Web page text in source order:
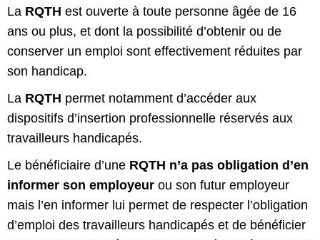
La RQTH est ouverte à toute personne âgée de 16
ans ou plus, et dont la possibilité d’obtenir ou de
conserver un emploi sont effectivement réduites par
son handicap.
La RQTH permet notamment d’accéder aux
dispositifs d’insertion professionnelle réservés aux
travailleurs handicapés.
Le bénéficiaire d’une RQTH n’a pas obligation d’en
informer son employeur ou son futur employeur
mais l’en informer lui permet de respecter l’obligation
d’emploi des travailleurs handicapés et de bénéficier